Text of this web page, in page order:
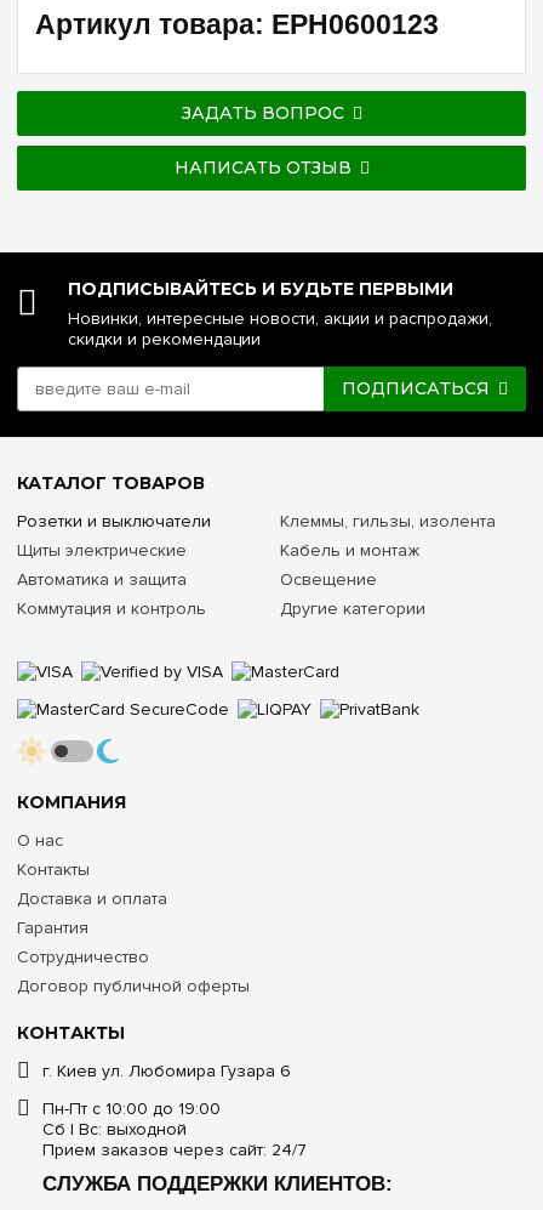
Артикул товара: EPH0600123
ЗАДАТЬ ВОПРОС
НАПИСАТЬ ОТЗЫВ
ПОДПИСЫВАЙТЕСЬ И БУДЬТЕ ПЕРВЫМИ
Новинки, интересные новости, акции и распродажи,
скидки и рекомендации
ПОДПИСАТЬСЯ
КОНТАКТЫ
г. Киев ул. Любомира Гузара 6
Пн-Пт с 10:00 до 19:00
Сб | Вс: выходной
Прием заказов через сайт: 24/7
СЛУЖБА ПОДДЕРЖКИ КЛИЕНТОВ:
КОМПАНИЯ
О нас
Контакты
Доставка и оплата
Гарантия
Сотрудничество
Договор публичной оферты
КАТАЛОГ ТОВАРОВ
Розетки и выключатели
Щиты электрические
Автоматика и защита
Коммутация и контроль
Клеммы, гильзы, изолента
Кабель и монтаж
Освещение
Другие категории